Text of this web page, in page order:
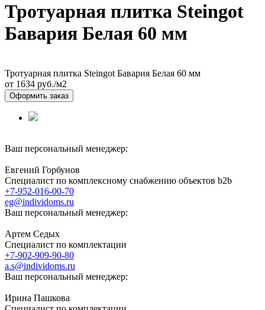
Тротуарная плитка Steingot
Бавария Белая 60 мм
Тротуарная плитка Steingot Бавария Белая 60 мм
от 1634 руб./м2
Оформить заказ
Ваш персональный менеджер:
Евгений Горбунов
Специалист по комплексному снабжению объектов b2b
+7-952-016-00-70
eg@individoms.ru
Ваш персональный менеджер:
Артем Седых
Специалист по комплектации
+7-902-909-90-80
a.s@individoms.ru
Ваш персональный менеджер:
Ирина Пашкова